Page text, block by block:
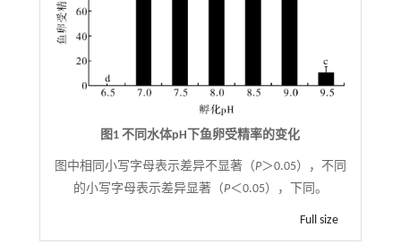
图1 不同水体pH下鱼卵受精率的变化
图中相同小写字母表示差异不显著（P＞0.05），不同
的小写字母表示差异显著（P＜0.05），下同。
Full size